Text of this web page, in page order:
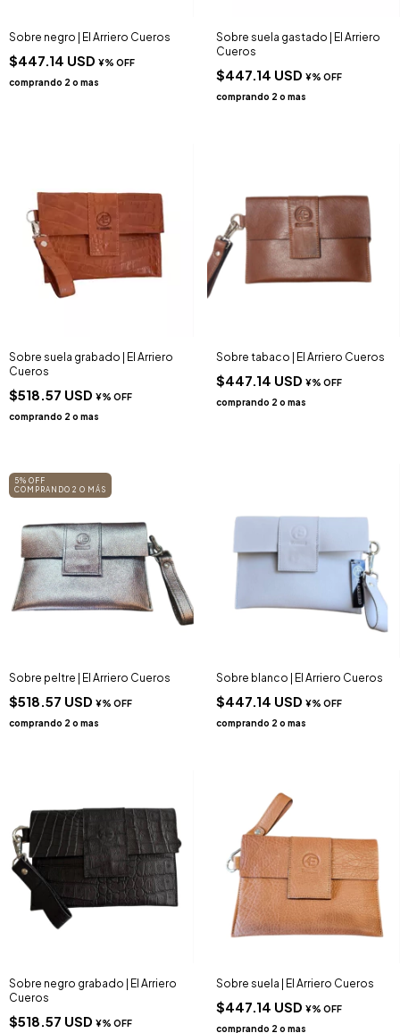
Sobre negro | El Arriero Cueros
$447.14 USD
Sobre suela gastado | El Arriero
Cueros
$447.14 USD
Sobre suela grabado | El Arriero
Cueros
$518.57 USD
Sobre tabaco | El Arriero Cueros
$447.14 USD
5% OFF
COMPRANDO 2 O MÁS
Sobre peltre | El Arriero Cueros
$518.57 USD
Sobre blanco | El Arriero Cueros
$447.14 USD
Sobre negro grabado | El Arriero
Cueros
$518.57 USD
Sobre suela | El Arriero Cueros
$447.14 USD